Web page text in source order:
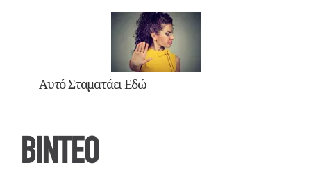
Αυτό Σταματάει Εδώ
ΒΙΝΤΕΟ